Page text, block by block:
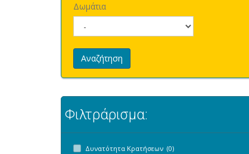
Δωμάτια
Αναζήτηση
Φιλτράρισμα:
Δυνατότητα Κρατήσεων (0)